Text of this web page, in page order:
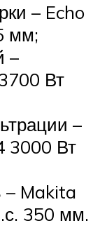
– Echo
мм;
–
Вт
–
3000 Вт
– Makita
350 мм.